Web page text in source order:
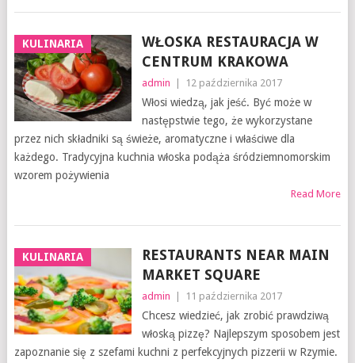
KULINARIA
WŁOSKA RESTAURACJA W
CENTRUM KRAKOWA
admin 12 października 2017
Włosi wiedzą, jak jeść. Być może w
następstwie tego, że wykorzystane
przez nich składniki są świeże, aromatyczne i właściwe dla
każdego. Tradycyjna kuchnia włoska podąża śródziemnomorskim
wzorem pożywienia
Read More
KULINARIA
RESTAURANTS NEAR MAIN
MARKET SQUARE
admin 11 października 2017
Chcesz wiedzieć, jak zrobić prawdziwą
włoską pizzę? Najlepszym sposobem jest
zapoznanie się z szefami kuchni z perfekcyjnych pizzerii w Rzymie.